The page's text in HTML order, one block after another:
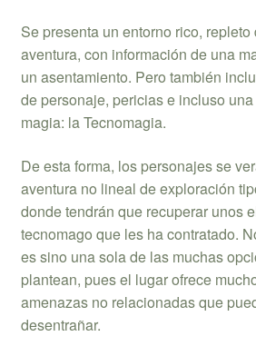
Se presenta un entorno rico,
aventura, con información de una
un asentamiento. Pero también
de personaje, pericias e incluso
magia: la Tecnomagia.
De esta forma, los personajes se
aventura no lineal de exploración
donde tendrán que recuperar unos
tecnomago que les ha contratado.
es sino una sola de las muchas
plantean, pues el lugar ofrece
amenazas no relacionadas que
desentrañar.